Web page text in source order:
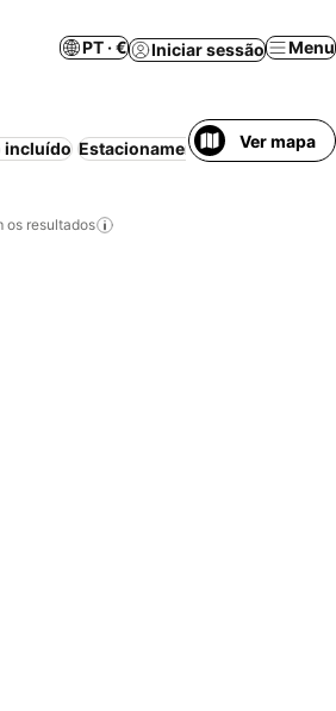
PT · € Iniciar sessão Menu
incluído Estacionamento Luxo Casais
Ver mapa
os resultados